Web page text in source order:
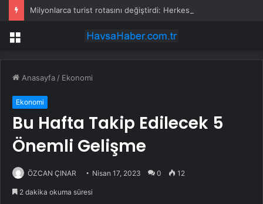
Menü
Anasayfa / Ekonomi
Ekonomi
Bu Hafta Takip Edilecek 5
Önemli Gelişme
ÖZCAN ÇINAR Nisan 17, 2023 0 12
2 dakika okuma süresi